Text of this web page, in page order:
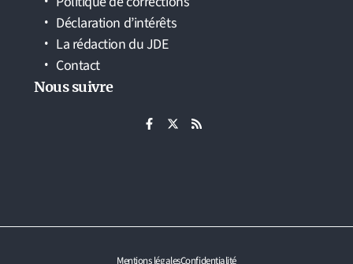
Déclaration d’intérêts
La rédaction du JDE
Contact
Nous suivre
Mentions légalesConfidentialité